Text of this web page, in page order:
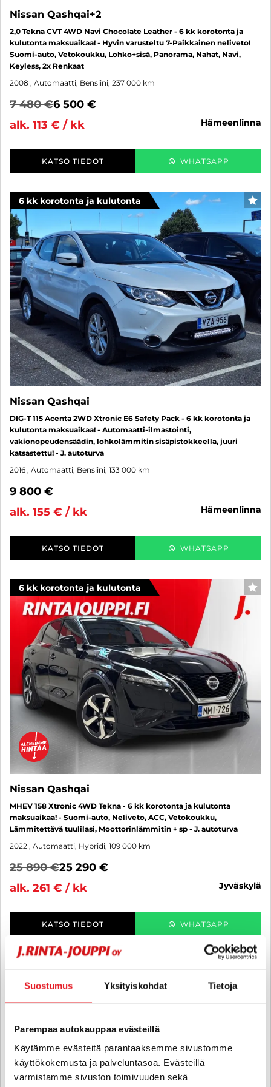
Suostumus Yksityiskohdat Tietoja
Parempaa autokauppaa evästeillä
Käytämme evästeitä parantaaksemme sivustomme
käyttökokemusta ja palveluntasoa. Evästeillä
varmistamme sivuston toimivuuden sekä
Nissan Qashqai+2
2,0 Tekna CVT 4WD Navi Chocolate Leather - 6 kk korotonta ja
kulutonta maksuaikaa! - Hyvin varusteltu 7-Paikkainen neliveto!
Suomi-auto, Vetokoukku, Lohko+sisä, Panorama, Nahat, Navi,
Keyless, 2x Renkaat
2008 , Automaatti, Bensiini, 237 000 km
7 480 €6 500 €
alk. 113 € / kk
hämeenlinna
KATSO TIEDOT WHATSAPP
6 kk korotonta ja kulutonta
Nissan Qashqai
DIG-T 115 Acenta 2WD Xtronic E6 Safety Pack - 6 kk korotonta ja
kulutonta maksuaikaa! - Automaatti-ilmastointi,
vakionopeudensäädin, lohkolämmitin sisäpistokkeella, juuri
katsastettu! - J. autoturva
2016 , Automaatti, Bensiini, 133 000 km
9 800 €
alk. 155 € / kk
hämeenlinna
KATSO TIEDOT WHATSAPP
6 kk korotonta ja kulutonta
Nissan Qashqai
MHEV 158 Xtronic 4WD Tekna - 6 kk korotonta ja kulutonta
maksuaikaa! - Suomi-auto, Neliveto, ACC, Vetokoukku,
Lämmitettävä tuulilasi, Moottorinlämmitin + sp - J. autoturva
2022 , Automaatti, Hybridi, 109 000 km
25 890 €25 290 €
alk. 261 € / kk
jyväskylä
KATSO TIEDOT WHATSAPP